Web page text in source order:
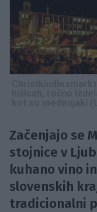
Začenjajo se
stojnice v
kuhano vino in
slovenskih
tradicionalni